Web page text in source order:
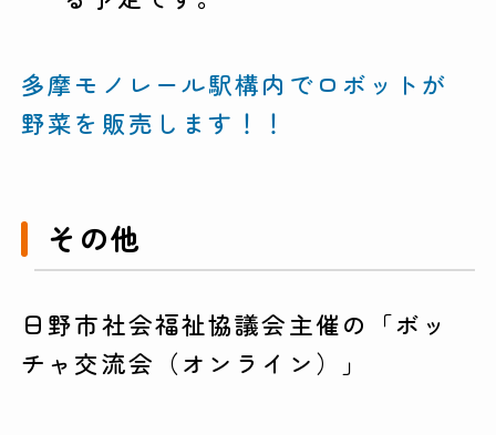
多摩モノレール駅構内でロボットが
野菜を販売します！！
その他
日野市社会福祉協議会主催の「ボッ
チャ交流会（オンライン）」